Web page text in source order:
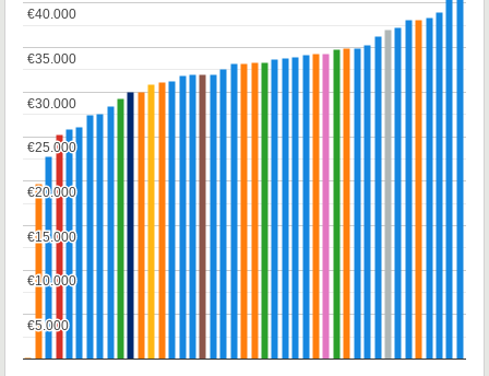
€5.000
€5.000
€10.000
€10.000
€15.000
€15.000
€20.000
€20.000
€25.000
€25.000
€30.000
€30.000
€35.000
€35.000
€40.000
€40.000